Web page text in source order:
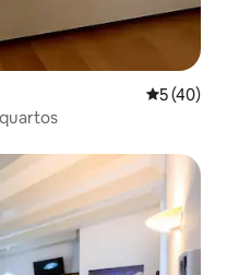
5 de uma
5 (40)
hóspedes